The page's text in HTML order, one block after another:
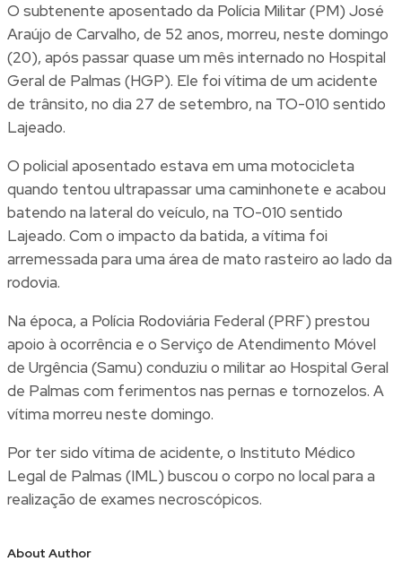
O subtenente aposentado da Polícia Militar (PM) José
Araújo de Carvalho, de 52 anos, morreu, neste domingo
(20), após passar quase um mês internado no Hospital
Geral de Palmas (HGP). Ele foi vítima de um acidente
de trânsito, no dia 27 de setembro, na TO-010 sentido
Lajeado.
O policial aposentado estava em uma motocicleta
quando tentou ultrapassar uma caminhonete e acabou
batendo na lateral do veículo, na TO-010 sentido
Lajeado. Com o impacto da batida, a vítima foi
arremessada para uma área de mato rasteiro ao lado da
rodovia.
Na época, a Polícia Rodoviária Federal (PRF) prestou
apoio à ocorrência e o Serviço de Atendimento Móvel
de Urgência (Samu) conduziu o militar ao Hospital Geral
de Palmas com ferimentos nas pernas e tornozelos. A
vítima morreu neste domingo.
Por ter sido vítima de acidente, o Instituto Médico
Legal de Palmas (IML) buscou o corpo no local para a
realização de exames necroscópicos.
About Author